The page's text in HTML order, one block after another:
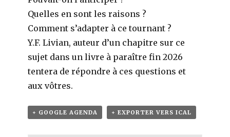
Quelles en sont les raisons ?
Comment s’adapter à ce tournant ?
Y.F. Livian, auteur d’un chapitre sur ce
sujet dans un livre à paraître fin 2026
tentera de répondre à ces questions et
aux vôtres.
+ GOOGLE AGENDA + EXPORTER VERS ICAL